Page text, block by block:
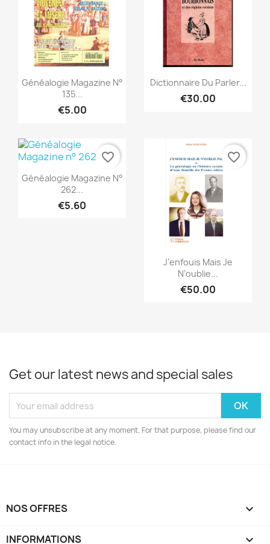
Quick view
Généalogie Magazine N°
135...
€5.00
Quick view
Dictionnaire Du Parler...
€30.00
Quick view
Généalogie Magazine N°
262...
€5.60
favorite_border
Quick view
J’enfouis Mais Je
N’oublie...
€50.00
favorite_border
Get our latest news and special sales
You may unsubscribe at any moment. For that purpose, please find our
contact info in the legal notice.
NOS OFFRES 
INFORMATIONS 